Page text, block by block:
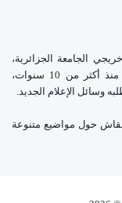
الجامعة الجزائرية،
مدعمين بكفاءات صحفية تملك خبرة في الميدان منذ أكثر من 10 سنوات،
وسائل الإعلام الجديد.
حول مواضيع متنوعة